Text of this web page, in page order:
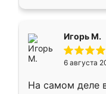
Игорь М.
6 августа
На самом деле